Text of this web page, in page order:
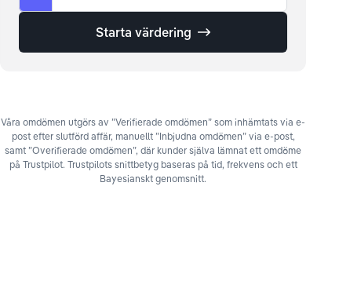
Starta värdering
Våra omdömen utgörs av ”Verifierade omdömen” som inhämtats via e-
post efter slutförd affär, manuellt ”Inbjudna omdömen” via e-post,
samt ”Overifierade omdömen”, där kunder själva lämnat ett omdöme
på Trustpilot. Trustpilots snittbetyg baseras på tid, frekvens och ett
Bayesianskt genomsnitt.